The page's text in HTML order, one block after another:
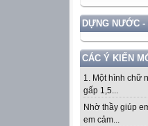
DỰNG NƯỚC
CÁC Ý KIẾN
1. Một hình chữ
gấp 1,5...
Nhờ thầy giúp
em cảm...